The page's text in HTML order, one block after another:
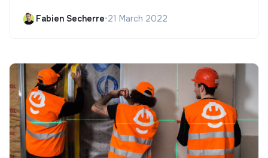
Fabien Secherre•21 March 2022